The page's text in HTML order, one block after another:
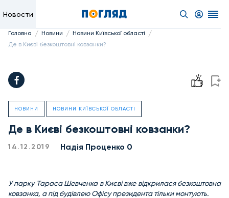
Новости
Головна / Новини / Новини Київської області /
Де в Києві безкоштовні ковзанки?
НОВИНИ НОВИНИ КИЇВСЬКОЇ ОБЛАСТІ
Де в Києві безкоштовні ковзанки?
14.12.2019 Надiя Проценко 0
У парку Тараса Шевченка в Києві вже відкрилася безкоштовна
ковзанка, а під будівлею Офісу президента тільки монтують.